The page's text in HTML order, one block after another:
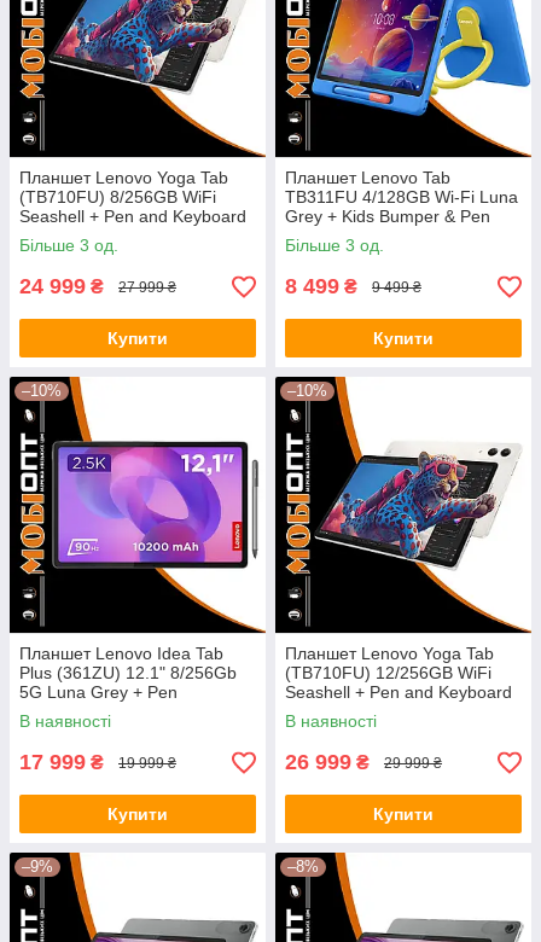
Планшет Lenovo Yoga Tab
(TB710FU) 8/256GB WiFi
Seashell + Pen and Keyboard
(ZAG60147UA) UA UCRF
Більше 3 од.
24 999 ₴ 27 999 ₴
Купити
Планшет Lenovo Tab
TB311FU 4/128GB Wi-Fi Luna
Grey + Kids Bumper & Pen
(ZAEH0075UA) UA UCRF
Більше 3 од.
8 499 ₴ 9 499 ₴
Купити
–10%
Планшет Lenovo Idea Tab
Plus (361ZU) 12.1" 8/256Gb
5G Luna Grey + Pen
(ZAGF0114UA) UA UCRF
В наявності
17 999 ₴ 19 999 ₴
Купити
–10%
Планшет Lenovo Yoga Tab
(TB710FU) 12/256GB WiFi
Seashell + Pen and Keyboard
(ZAG60180UA) UA UCRF
В наявності
26 999 ₴ 29 999 ₴
Купити
–9% –8%